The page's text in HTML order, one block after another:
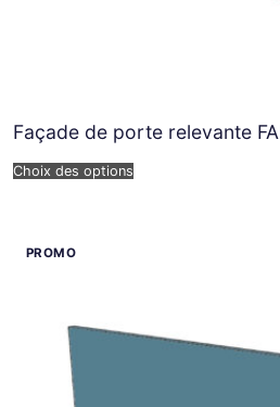
Façade de porte relevante
Choix des options